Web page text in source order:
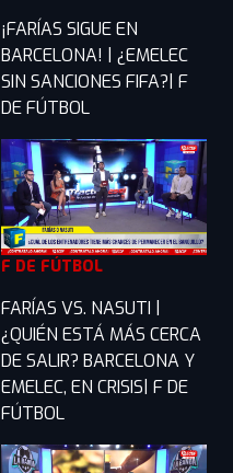
¡FARÍAS SIGUE EN
BARCELONA! | ¿EMELEC
SIN SANCIONES FIFA?| F
DE FÚTBOL
F DE FÚTBOL
FARÍAS VS. NASUTI |
¿QUIÉN ESTÁ MÁS CERCA
DE SALIR? BARCELONA Y
EMELEC, EN CRISIS| F DE
FÚTBOL